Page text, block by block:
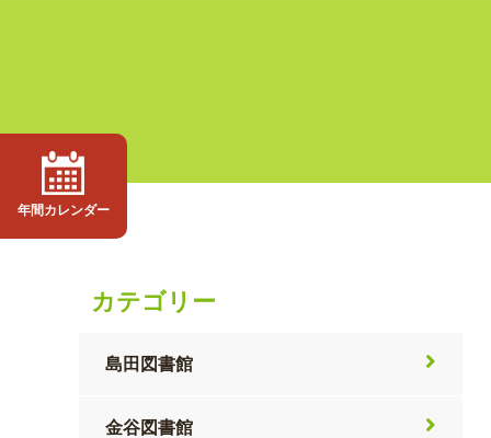
年間カレンダー
カテゴリー
島田図書館
金谷図書館